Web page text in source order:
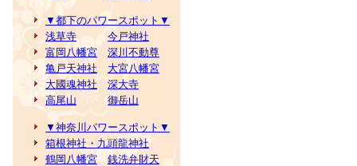
▼都下のパワースポット▼
浅草寺
今戸神社
富岡八幡宮
深川不動尊
亀戸天神社
大宮八幡宮
大國魂神社
深大寺
高尾山
御岳山
▼神奈川パワースポット▼
箱根神社・九頭龍神社
鶴岡八幡宮
銭洗弁財天